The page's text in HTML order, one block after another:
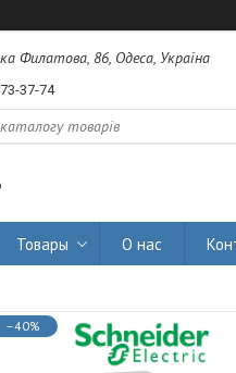
Филатова, 86, Одеса, Україна
37-74
Товары О нас
–40%